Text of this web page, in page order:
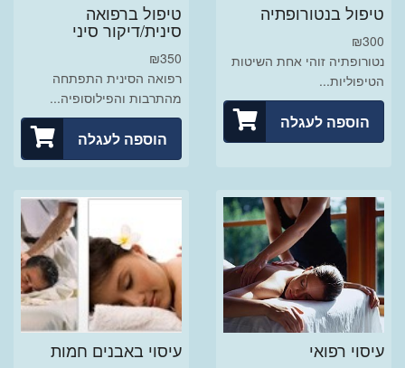
טיפול בנטורופתיה
₪300
נטורופתיה זוהי אחת השיטות
הטיפוליות...
הוספה לעגלה
טיפול ברפואה
סינית/דיקור סיני
₪350
רפואה הסינית התפתחה
מהתרבות והפילוסופיה...
הוספה לעגלה
עיסוי רפואי עיסוי באבנים חמות